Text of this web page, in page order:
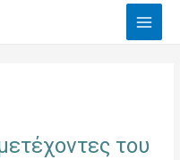
Main
του